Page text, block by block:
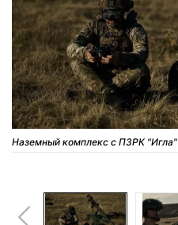
Наземный комплекс с ПЗРК "Игла"